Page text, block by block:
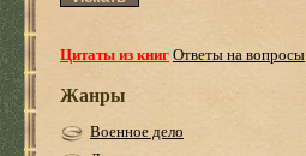
Цитаты из книгОтветы на вопросы
Жанры
Военное дело